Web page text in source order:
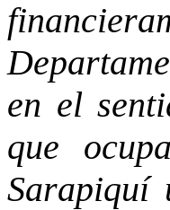
en el
que
Sarapiquí